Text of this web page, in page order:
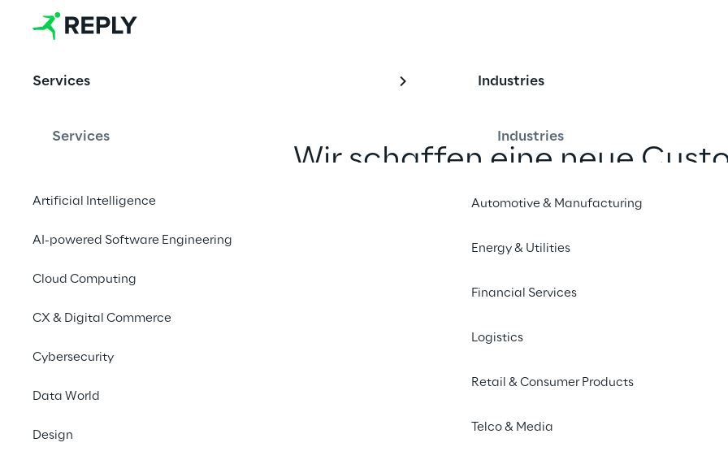
Services
Services
Artificial Intelligence
AI-powered Software Engineering
Cloud Computing
CX & Digital Commerce
Cybersecurity
Data World
Design
Industries
Industries
Automotive & Manufacturing
Energy & Utilities
Financial Services
Logistics
Retail & Consumer Products
Telco & Media
3D & Mixed
Reality
Wir schaffen eine neue
Experience, indem wir die
sowie moderne Edge-Geräte